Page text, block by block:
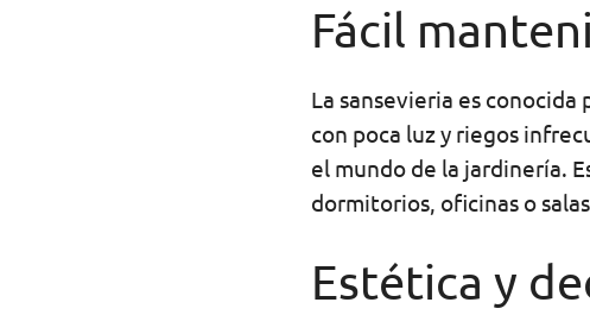
Fácil
La sansevieria es conocida
con poca luz y riegos
el mundo de la jardinería.
dormitorios, oficinas o
Estética y